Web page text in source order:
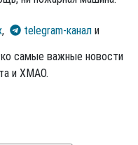
, telegram-канал и
самые важные новости
и ХМАО.